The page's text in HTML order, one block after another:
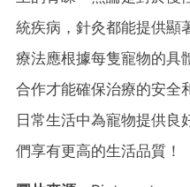
統疾病，針灸都能提供顯
療法應根據每隻寵物的具
合作才能確保治療的安全
日常生活中為寵物提供良
們享有更高的生活品質！